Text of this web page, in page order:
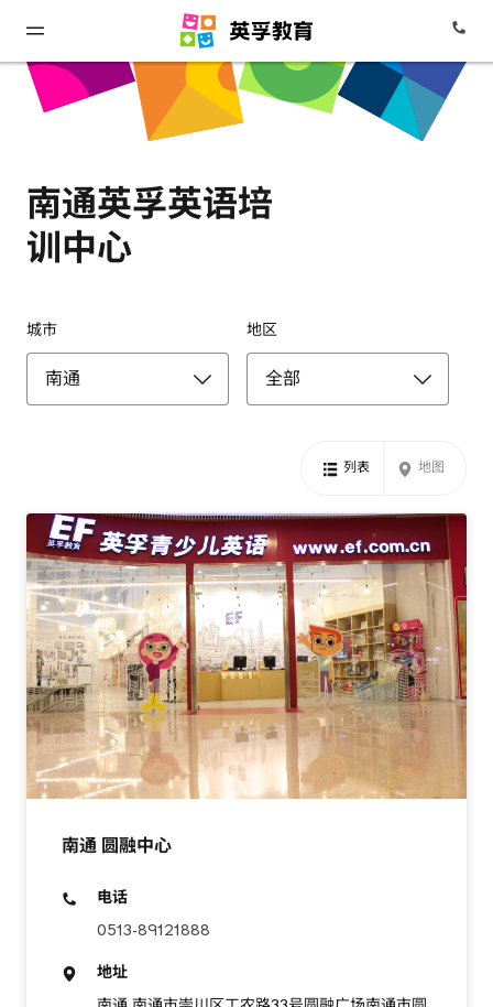
南通英孚英语培
训中心
城市 地区
列表 地图
南通 圆融中心
电话
0513-89121888
地址